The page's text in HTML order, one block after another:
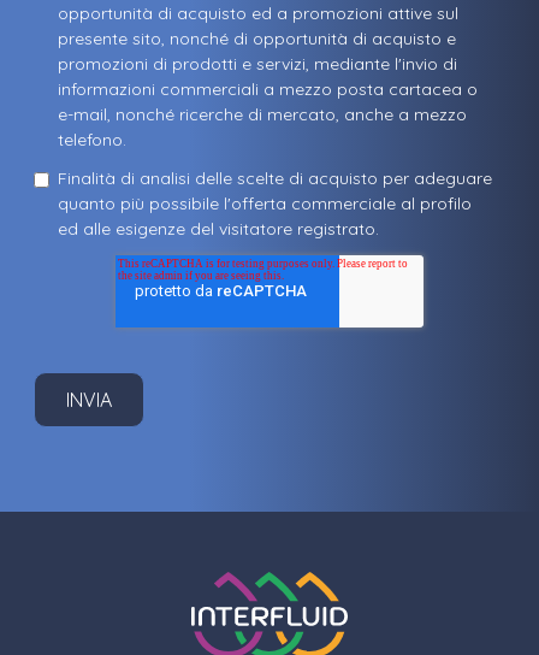
opportunità di acquisto ed a promozioni attive sul
presente sito, nonché di opportunità di acquisto e
promozioni di prodotti e servizi, mediante l'invio di
informazioni commerciali a mezzo posta cartacea o
e-mail, nonché ricerche di mercato, anche a mezzo
telefono.
Finalità di analisi delle scelte di acquisto per adeguare
quanto più possibile l'offerta commerciale al profilo
ed alle esigenze del visitatore registrato.